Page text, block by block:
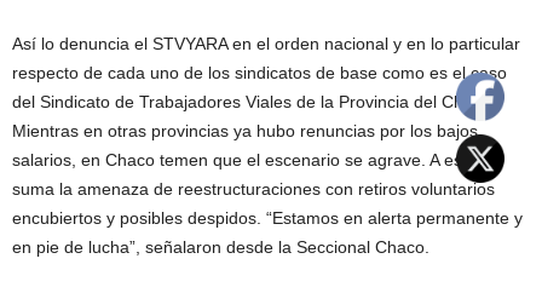
Así lo denuncia el STVYARA en el orden nacional y en lo particular
respecto de cada uno de los sindicatos de base como es el caso
del Sindicato de Trabajadores Viales de la Provincia del Chaco.
Mientras en otras provincias ya hubo renuncias por los bajos
salarios, en Chaco temen que el escenario se agrave. A esto se
suma la amenaza de reestructuraciones con retiros voluntarios
encubiertos y posibles despidos. “Estamos en alerta permanente y
en pie de lucha”, señalaron desde la Seccional Chaco.